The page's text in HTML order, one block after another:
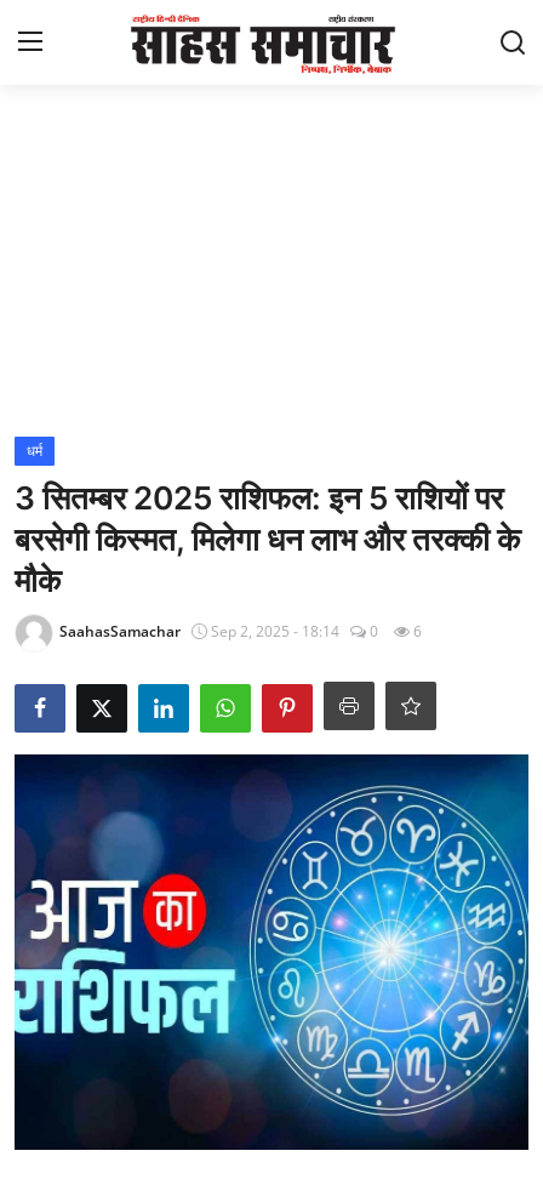
राज्य
अंतराष्ट्रीय
राजनीति
खेल
Epaper
धर्म
धर्म
3 सितम्बर 2025 राशिफल: इन 5 राशियों पर
बरसेगी किस्मत, मिलेगा धन लाभ और तरक्की के
मौके
SaahasSamachar Sep 2, 2025 - 18:14 0 6